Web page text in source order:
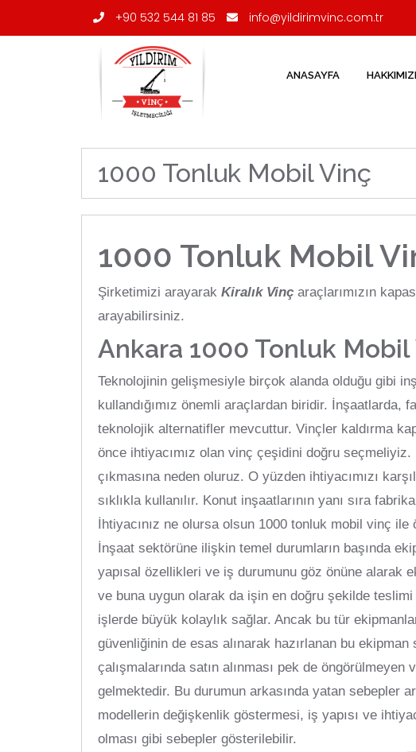
+90 532 544 81 85 info@yildirimvinc.com.tr
ANASAYFA
1000 Tonluk Mobil Vinç
1000 Tonluk Mobil
Şirketimizi arayarak Kiralık Vinç araçlarımızın
arayabilirsiniz.
Ankara 1000 Tonluk
Teknolojinin gelişmesiyle birçok alanda olduğu gibi
kullandığımız önemli araçlardan biridir.
teknolojik alternatifler mevcuttur. Vinçler kaldırma
önce ihtiyacımız olan vinç çeşidini doğru
çıkmasına neden oluruz. O yüzden ihtiyacımızı
sıklıkla kullanılır. Konut inşaatlarının yanı sıra
İhtiyacınız ne olursa olsun 1000 tonluk mobil vinç
İnşaat sektörüne ilişkin temel durumların başında
yapısal özellikleri ve iş durumunu göz önüne alarak
ve buna uygun olarak da işin en doğru şekilde teslimi
işlerde büyük kolaylık sağlar. Ancak bu tür
güvenliğinin de esas alınarak hazırlanan bu
çalışmalarında satın alınması pek de
gelmektedir. Bu durumun arkasında yatan sebepler
modellerin değişkenlik göstermesi, iş yapısı ve
olması gibi sebepler gösterilebilir.